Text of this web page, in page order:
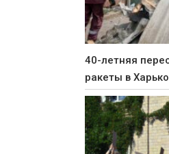
40-летняя
ракеты в